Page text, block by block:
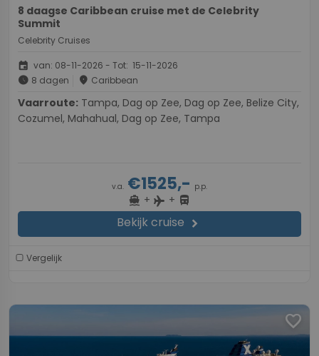
8 daagse Caribbean cruise met de Celebrity
Summit
Celebrity Cruises
event van: 08-11-2026 - Tot: 15-11-2026
schedule 8 dagen place Caribbean
Vaarroute:
Cozumel, Mahahual, Dag op Zee, Tampa
v.a. €1525,- p.p.
directions_boat + flight + directions_bus
Bekijk cruise chevron_right
Vergelijk
favorite